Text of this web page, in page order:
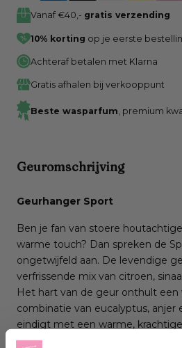
Vanaf €40,- gratis verzending
10% korting op je eerste
Achteraf betalen met Klarna
Gratis afhalen bij verkooppunt
Beste wasparfum , premium
Geuromschrijving
Geurhanger Sport
Ben je fan van stoere
warme touch? Dan spreken de
ongetwijfeld aan. De levendige
verfrissende mix van citroen,
Het hart van de geur onthult een
combinatie van eucalyptus, anjer
eindigt met een warme,
hout.